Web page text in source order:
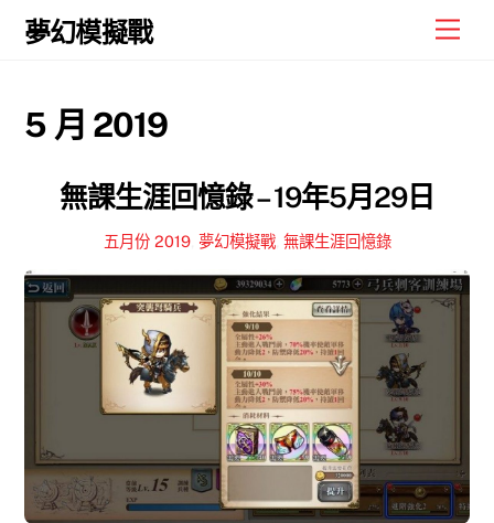
Skip
夢幻模擬戰
5 月 2019
無課生涯回憶錄 – 19年5月29日
五月份 2019, 夢幻模擬戰, 無課生涯回憶錄